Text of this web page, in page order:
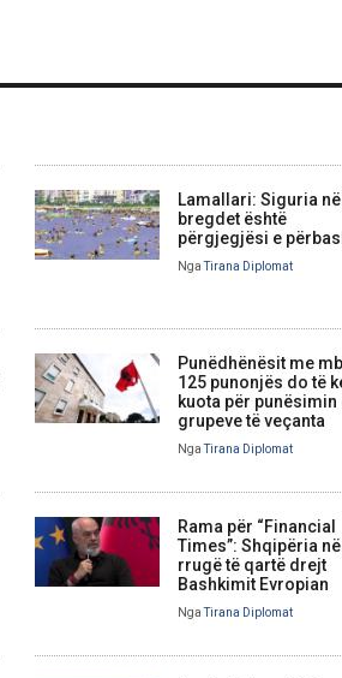
Lamallari: Siguria në
bregdet është
përgjegjësi e
NgaTirana Diplomat
Punëdhënësit me
125 punonjës do të
kuota për punësimin
grupeve të veçanta
NgaTirana Diplomat
Rama për “Financial
Times”: Shqipëria në
rrugë të qartë drejt
Bashkimit Evropian
NgaTirana Diplomat